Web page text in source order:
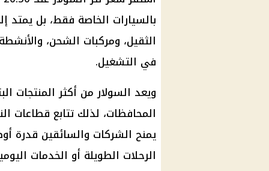
بالسيارات الخاصة فقط، بل يمتد
الثقيل، ومركبات الشحن،
في التشغيل.
ويعد السولار من أكثر المنتجات
المحافظات، لذلك تتابع قطاعات
يمنح الشركات والسائقين قدرة
الرحلات الطويلة أو الخدمات